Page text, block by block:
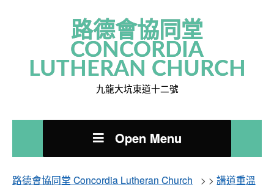
路德會協同堂
CONCORDIA
LUTHERAN CHURCH
九龍大坑東道十二號
Open Menu
路德會協同堂 Concordia Lutheran Church > > 講道重溫